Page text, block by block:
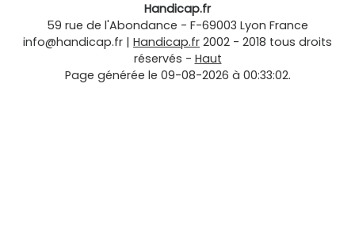
Handicap.fr
59 rue de l'Abondance - F-69003 Lyon France
info@handicap.fr | Handicap.fr 2002 - 2018 tous droits
réservés - Haut
Page générée le 09-08-2026 à 00:33:02.